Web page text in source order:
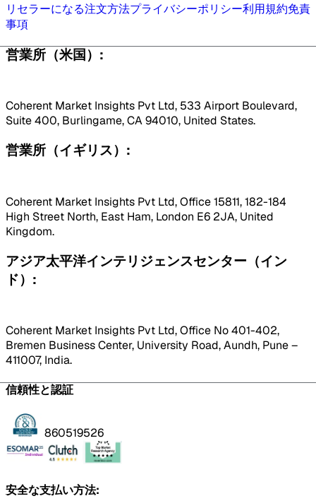
リセラーになる注文方法プライバシーポリシー利用規約免責
事項
営業所（米国）:
Coherent Market Insights Pvt Ltd, 533 Airport Boulevard,
Suite 400, Burlingame, CA 94010, United States.
営業所（イギリス）:
Coherent Market Insights Pvt Ltd, Office 15811, 182-184
High Street North, East Ham, London E6 2JA, United
Kingdom.
アジア太平洋インテリジェンスセンター（イン
ド）:
Coherent Market Insights Pvt Ltd, Office No 401-402,
Bremen Business Center, University Road, Aundh, Pune –
411007, India.
信頼性と認証
860519526
安全な支払い方法: